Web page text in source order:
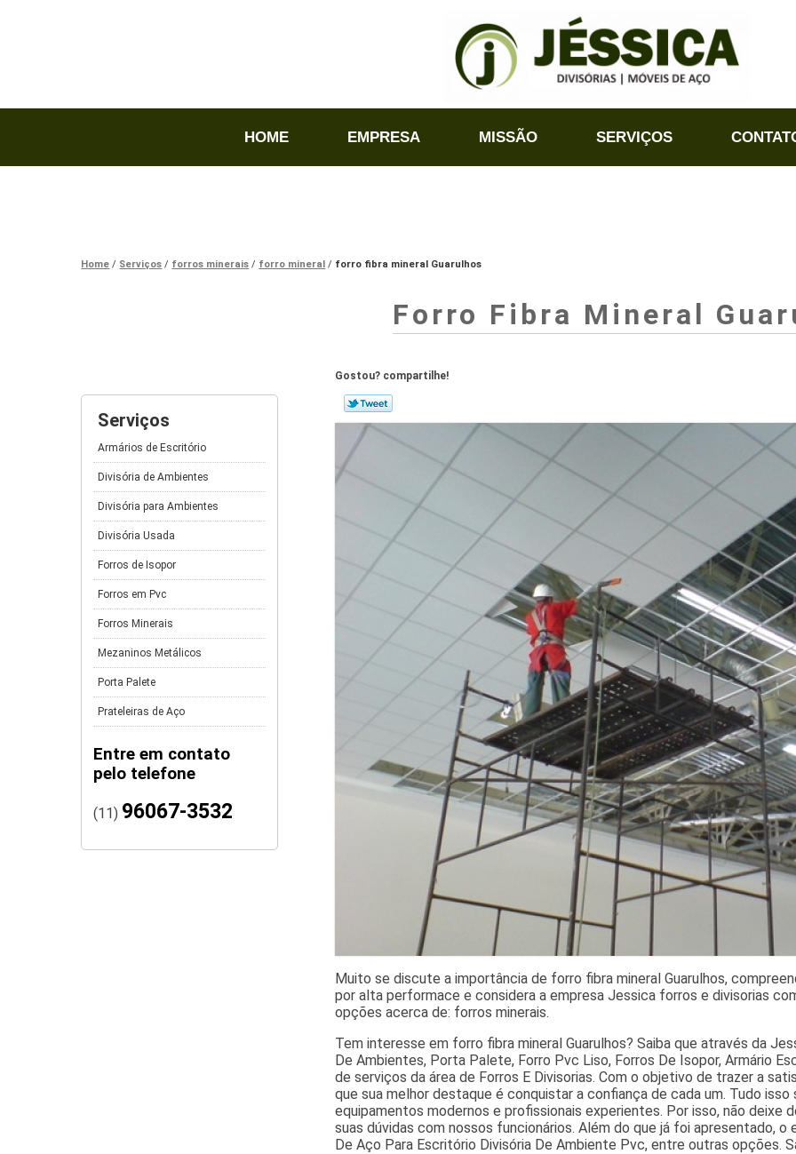
HOME EMPRESA MISSÃO SERVIÇOS
Home Serviços forros minerais forro mineral forro fibra mineral Guarulhos
Serviços
Armários de Escritório
Divisória de Ambientes
Divisória para Ambientes
Divisória Usada
Forros de Isopor
Forros em Pvc
Forros Minerais
Mezaninos Metálicos
Porta Palete
Prateleiras de Aço
Entre em contato
pelo telefone
(11) 96067-3532
Forro Fibra Mineral
Gostou? compartilhe!
Muito se discute a importância de forro fibra mineral Guarulhos,
por alta performace e considera a empresa Jessica forros e divisorias
opções acerca de: forros minerais.
Tem interesse em forro fibra mineral Guarulhos? Saiba que através da
De Ambientes, Porta Palete, Forro Pvc Liso, Forros De Isopor, Armário
de serviços da área de Forros E Divisorias. Com o objetivo de trazer a
que sua melhor destaque é conquistar a confiança de cada um. Tudo
equipamentos modernos e profissionais experientes. Por isso, não deixe
suas dúvidas com nossos funcionários. Além do que já foi apresentado,
De Aço Para Escritório Divisória De Ambiente Pvc, entre outras opções.